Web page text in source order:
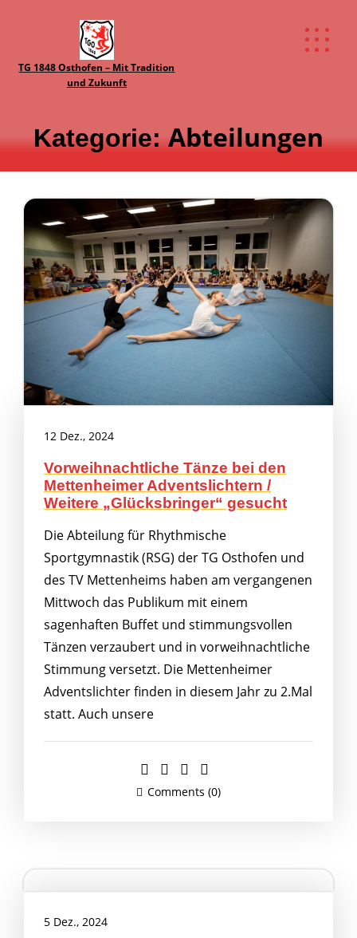
TG 1848 Osthofen – Mit Tradition
und Zukunft
Kategorie:Abteilungen
12 Dez., 2024
Vorweihnachtliche Tänze bei den
Mettenheimer Adventslichtern /
Weitere „Glücksbringer“ gesucht
Die Abteilung für Rhythmische
Sportgymnastik (RSG) der TG Osthofen und
des TV Mettenheims haben am vergangenen
Mittwoch das Publikum mit einem
sagenhaften Buffet und stimmungsvollen
Tänzen verzaubert und in vorweihnachtliche
Stimmung versetzt. Die Mettenheimer
Adventslichter finden in diesem Jahr zu 2.Mal
statt. Auch unsere
Comments (0)
5 Dez., 2024